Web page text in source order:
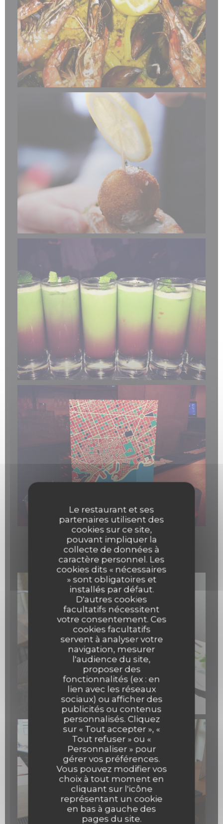
Le restaurant et ses
partenaires utilisent des
cookies sur ce site,
pouvant impliquer la
collecte de données à
caractère personnel. Les
cookies dits « nécessaires
» sont obligatoires et
installés par défaut.
D'autres cookies
facultatifs nécessitent
votre consentement. Ces
cookies facultatifs
servent à analyser votre
navigation, mesurer
l'audience du site,
proposer des
fonctionnalités (ex : en
lien avec les réseaux
sociaux) ou afficher des
publicités ou contenus
personnalisés. Cliquez
sur « Tout accepter », «
Tout refuser » ou «
Personnaliser » pour
gérer vos préférences.
Vous pouvez modifier vos
choix à tout moment en
cliquant sur l'icône
représentant un cookie
en bas à gauche des
pages du site.
Quelques cocktails